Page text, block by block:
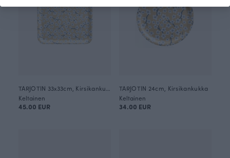
Keltainen
45.00 EUR
TARJOTIN 24cm, Kirsikankukka
Keltainen
34.00 EUR